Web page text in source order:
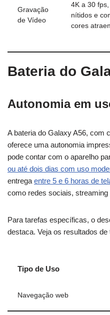
Gravação
de Vídeo
4K a 30 fps,
nítidos e
cores
Bateria do
Autonomia em
A bateria do Galaxy A56, com
oferece uma autonomia
pode contar com o aparelho
ou até dois dias com uso
entrega entre 5 e 6 horas de
como redes sociais,
Para tarefas específicas, o
destaca. Veja os resultados
Tipo de Uso
Navegação web